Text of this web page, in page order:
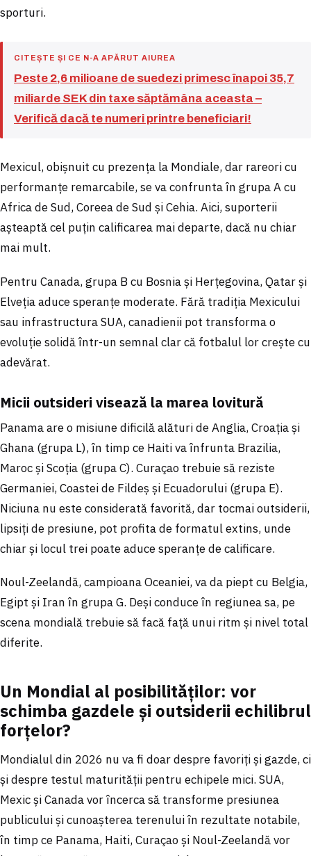
sporturi.
CITEȘTE ȘI CE N-A APĂRUT AIUREA
Peste 2,6 milioane de suedezi primesc înapoi 35,7
miliarde SEK din taxe săptămâna aceasta –
Verifică dacă te numeri printre beneficiari!
Mexicul, obișnuit cu prezența la Mondiale, dar rareori cu
performanțe remarcabile, se va confrunta în grupa A cu
Africa de Sud, Coreea de Sud și Cehia. Aici, suporterii
așteaptă cel puțin calificarea mai departe, dacă nu chiar
mai mult.
Pentru Canada, grupa B cu Bosnia și Herțegovina, Qatar și
Elveția aduce speranțe moderate. Fără tradiția Mexicului
sau infrastructura SUA, canadienii pot transforma o
evoluție solidă într-un semnal clar că fotbalul lor crește cu
adevărat.
Micii outsideri visează la marea lovitură
Panama are o misiune dificilă alături de Anglia, Croația și
Ghana (grupa L), în timp ce Haiti va înfrunta Brazilia,
Maroc și Scoția (grupa C). Curaçao trebuie să reziste
Germaniei, Coastei de Fildeș și Ecuadorului (grupa E).
Niciuna nu este considerată favorită, dar tocmai outsiderii,
lipsiți de presiune, pot profita de formatul extins, unde
chiar și locul trei poate aduce speranțe de calificare.
Noul-Zeelandă, campioana Oceaniei, va da piept cu Belgia,
Egipt și Iran în grupa G. Deși conduce în regiunea sa, pe
scena mondială trebuie să facă față unui ritm și nivel total
diferite.
Un Mondial al posibilităților: vor
schimba gazdele și outsiderii echilibrul
forțelor?
Mondialul din 2026 nu va fi doar despre favoriți și gazde, ci
și despre testul maturității pentru echipele mici. SUA,
Mexic și Canada vor încerca să transforme presiunea
publicului și cunoașterea terenului în rezultate notabile,
în timp ce Panama, Haiti, Curaçao și Noul-Zeelandă vor